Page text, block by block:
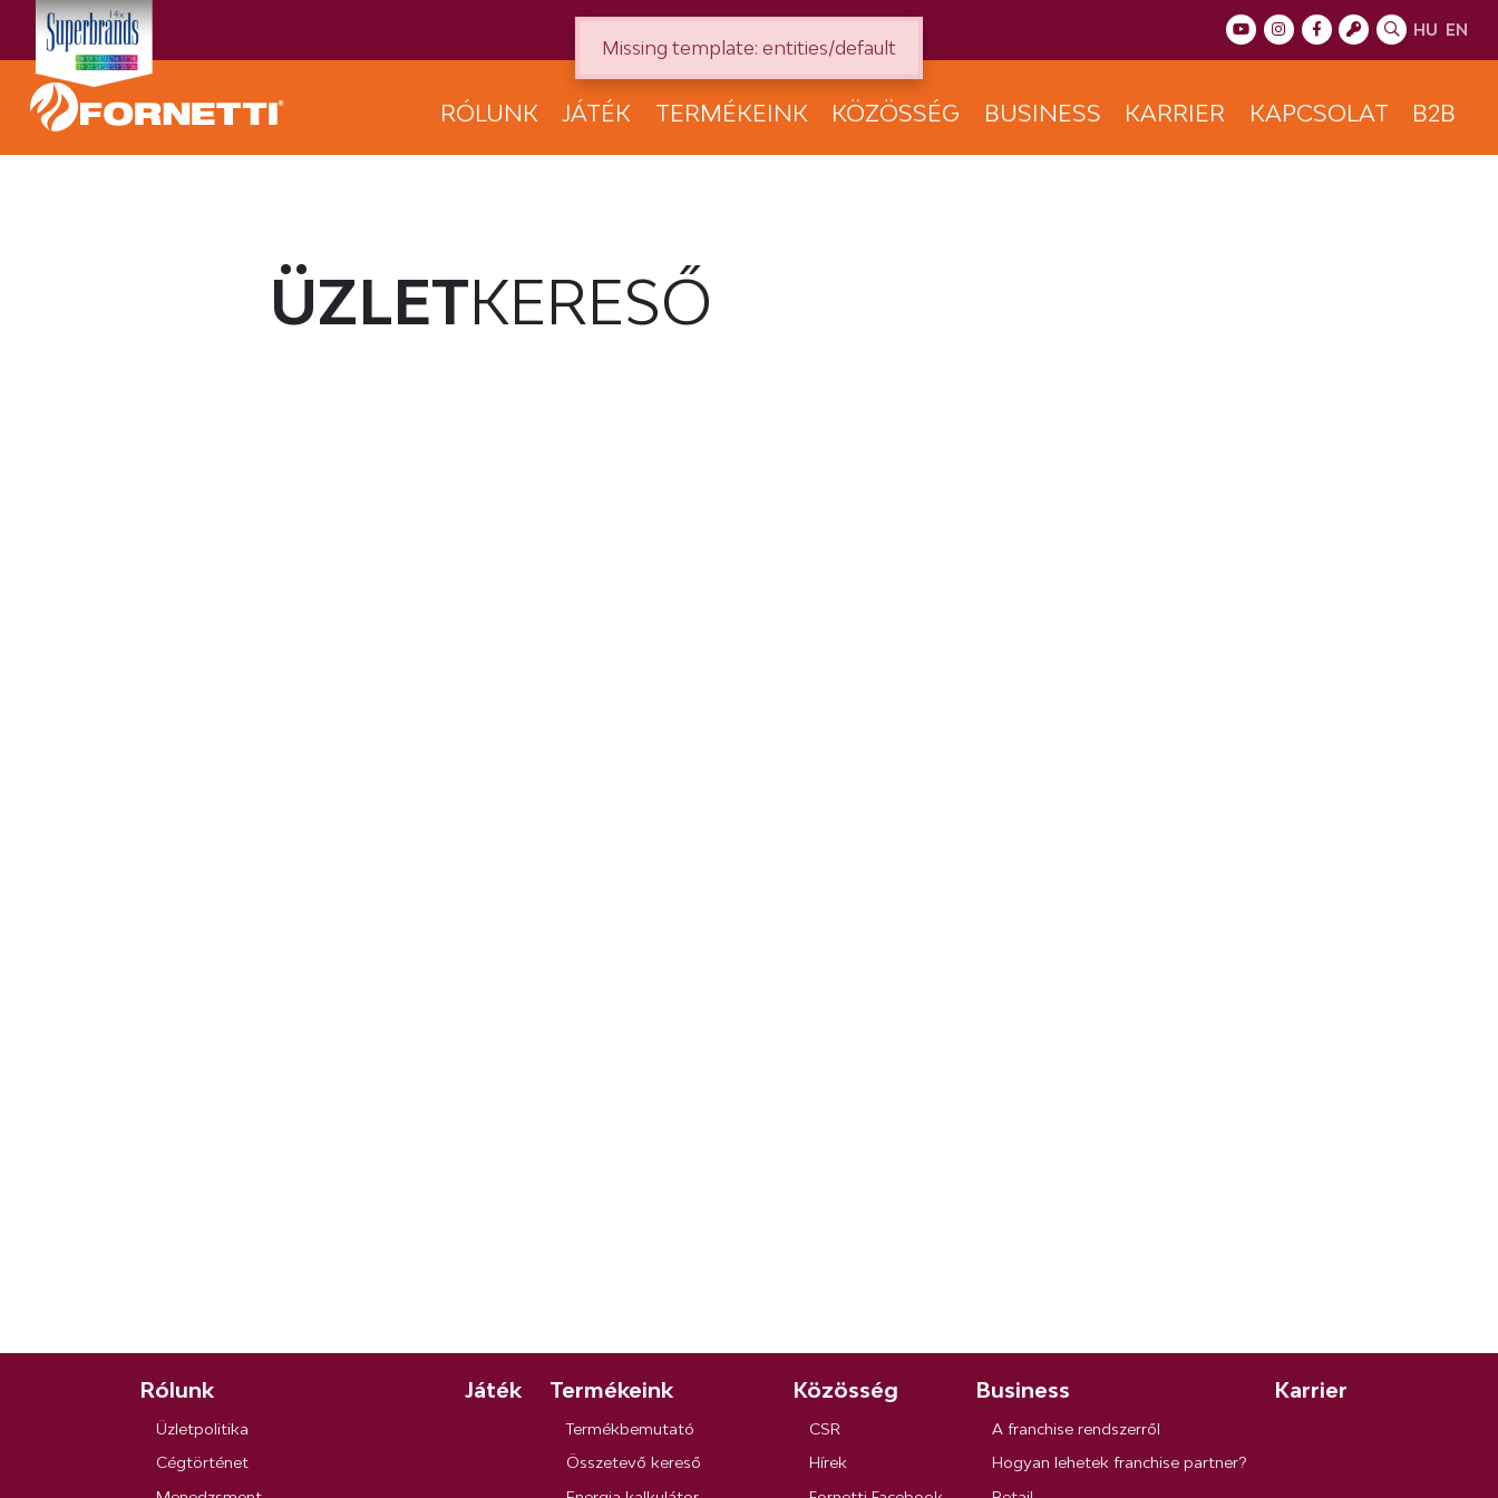
HU EN
RÓLUNK JÁTÉK TERMÉKEINK KÖZÖSSÉG BUSINESS KARRIER KAPCSOLAT B2B
ÜZLETKERESŐ
Rólunk
Üzletpolitika
Cégtörténet
Játék Termékeink
Termékbemutató
Összetevő kereső
Közösség
CSR
Hírek
Business
A franchise rendszerről
Hogyan lehetek franchise partner?
Karrier
Missing template: entities/default